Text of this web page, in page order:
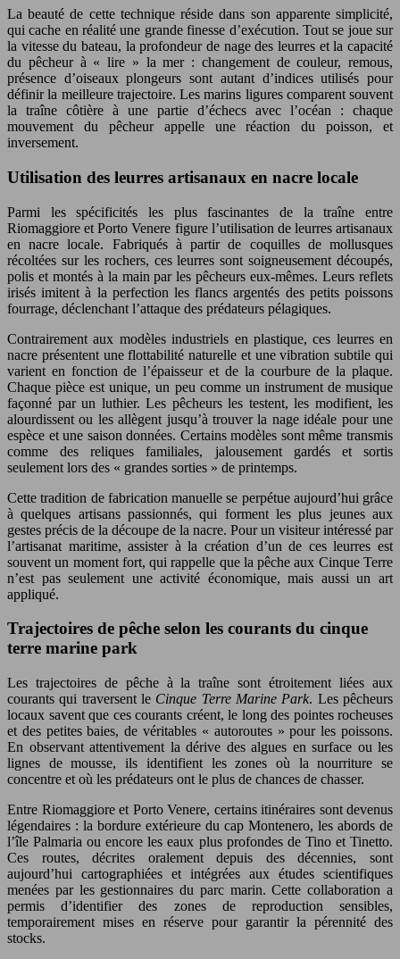
La beauté de cette technique réside dans son apparente simplicité,
qui cache en réalité une grande finesse d’exécution. Tout se joue sur
la vitesse du bateau, la profondeur de nage des leurres et la capacité
du pêcheur à « lire » la mer : changement de couleur, remous,
présence d’oiseaux plongeurs sont autant d’indices utilisés pour
définir la meilleure trajectoire. Les marins ligures comparent souvent
la traîne côtière à une partie d’échecs avec l’océan : chaque
mouvement du pêcheur appelle une réaction du poisson, et
inversement.
Utilisation des leurres artisanaux en nacre locale
Parmi les spécificités les plus fascinantes de la traîne entre
Riomaggiore et Porto Venere figure l’utilisation de leurres artisanaux
en nacre locale. Fabriqués à partir de coquilles de mollusques
récoltées sur les rochers, ces leurres sont soigneusement découpés,
polis et montés à la main par les pêcheurs eux-mêmes. Leurs reflets
irisés imitent à la perfection les flancs argentés des petits poissons
fourrage, déclenchant l’attaque des prédateurs pélagiques.
Contrairement aux modèles industriels en plastique, ces leurres en
nacre présentent une flottabilité naturelle et une vibration subtile qui
varient en fonction de l’épaisseur et de la courbure de la plaque.
Chaque pièce est unique, un peu comme un instrument de musique
façonné par un luthier. Les pêcheurs les testent, les modifient, les
alourdissent ou les allègent jusqu’à trouver la nage idéale pour une
espèce et une saison données. Certains modèles sont même transmis
comme des reliques familiales, jalousement gardés et sortis
seulement lors des « grandes sorties » de printemps.
Cette tradition de fabrication manuelle se perpétue aujourd’hui grâce
à quelques artisans passionnés, qui forment les plus jeunes aux
gestes précis de la découpe de la nacre. Pour un visiteur intéressé par
l’artisanat maritime, assister à la création d’un de ces leurres est
souvent un moment fort, qui rappelle que la pêche aux Cinque Terre
n’est pas seulement une activité économique, mais aussi un art
appliqué.
Trajectoires de pêche selon les courants du cinque
terre marine park
Les trajectoires de pêche à la traîne sont étroitement liées aux
courants qui traversent le Cinque Terre Marine Park. Les pêcheurs
locaux savent que ces courants créent, le long des pointes rocheuses
et des petites baies, de véritables « autoroutes » pour les poissons.
En observant attentivement la dérive des algues en surface ou les
lignes de mousse, ils identifient les zones où la nourriture se
concentre et où les prédateurs ont le plus de chances de chasser.
Entre Riomaggiore et Porto Venere, certains itinéraires sont devenus
légendaires : la bordure extérieure du cap Montenero, les abords de
l’île Palmaria ou encore les eaux plus profondes de Tino et Tinetto.
Ces routes, décrites oralement depuis des décennies, sont
aujourd’hui cartographiées et intégrées aux études scientifiques
menées par les gestionnaires du parc marin. Cette collaboration a
permis d’identifier des zones de reproduction sensibles,
temporairement mises en réserve pour garantir la pérennité des
stocks.